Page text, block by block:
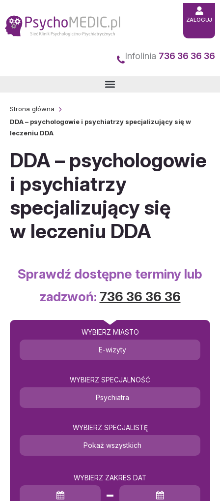
do
treści
Infolinia 736 36 36 36
ZALOGUJ
Strona główna
DDA – psychologowie i psychiatrzy specjalizujący się w
leczeniu DDA
DDA – psychologowie
i psychiatrzy
specjalizujący się
w leczeniu DDA
Sprawdź dostępne terminy lub
zadzwoń: 736 36 36 36
WYBIERZ MIASTO
E-wizyty
WYBIERZ SPECJALNOŚĆ
Psychiatra
WYBIERZ SPECJALISTĘ
Pokaż wszystkich
WYBIERZ ZAKRES DAT
Data rozpoczęcia
Data zakończenia